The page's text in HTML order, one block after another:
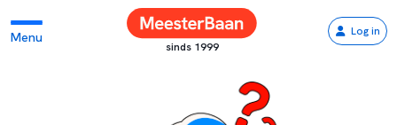
Menu
sinds 1999
Log in